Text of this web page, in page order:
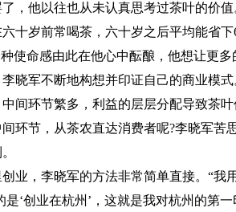
，他以往也从未认真思考过茶叶的价
十岁前常喝茶，六十岁之后平均能省
使命感由此在他心中酝酿，他想让更
军不断地构想并印证自己的商业模式
间环节繁多，利益的层层分配导致茶
环节，从茶农直达消费者呢?李晓军苦
，李晓军的方法非常简单直接。“我
是‘创业在杭州’，这就是我对杭州的第